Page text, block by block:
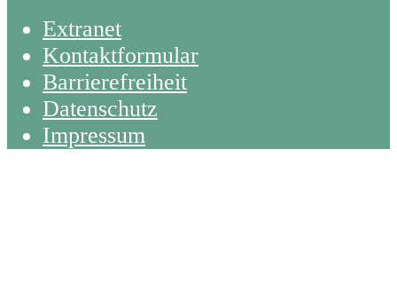
Extranet
Kontaktformular
Barrierefreiheit
Datenschutz
Impressum